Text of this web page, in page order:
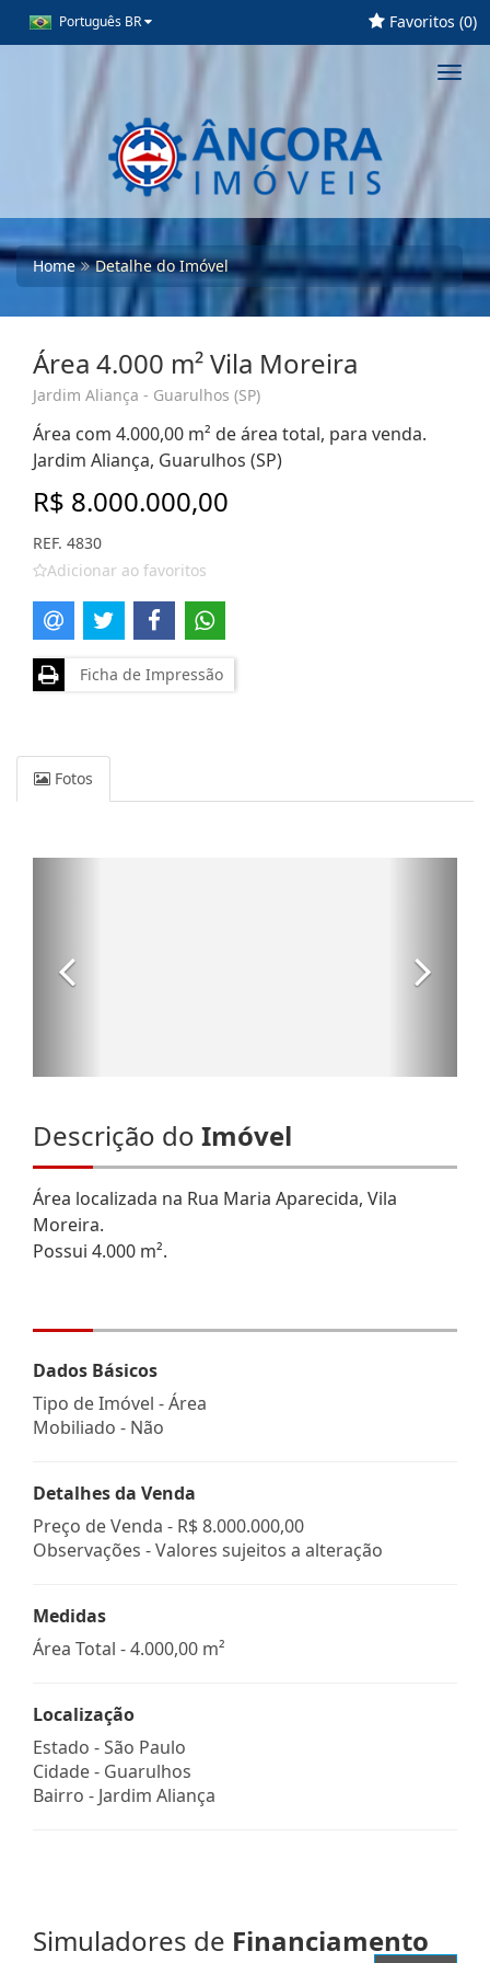
Português BR Favoritos (0)
Home Detalhe do Imóvel
Área 4.000 m² Vila Moreira
Jardim Aliança - Guarulhos (SP)
Área com 4.000,00 m² de área total, para venda.
Jardim Aliança, Guarulhos (SP)
R$ 8.000.000,00
REF. 4830
Adicionar ao favoritos
Ficha de Impressão
Fotos
Descrição do Imóvel
Área localizada na Rua Maria Aparecida, Vila
Moreira.
Possui 4.000 m².
Dados Básicos
Tipo de Imóvel - Área
Mobiliado - Não
Detalhes da Venda
Preço de Venda - R$ 8.000.000,00
Observações - Valores sujeitos a alteração
Medidas
Área Total - 4.000,00 m²
Localização
Estado -São Paulo
Cidade - Guarulhos
Bairro - Jardim Aliança
Simuladores de Financiamento